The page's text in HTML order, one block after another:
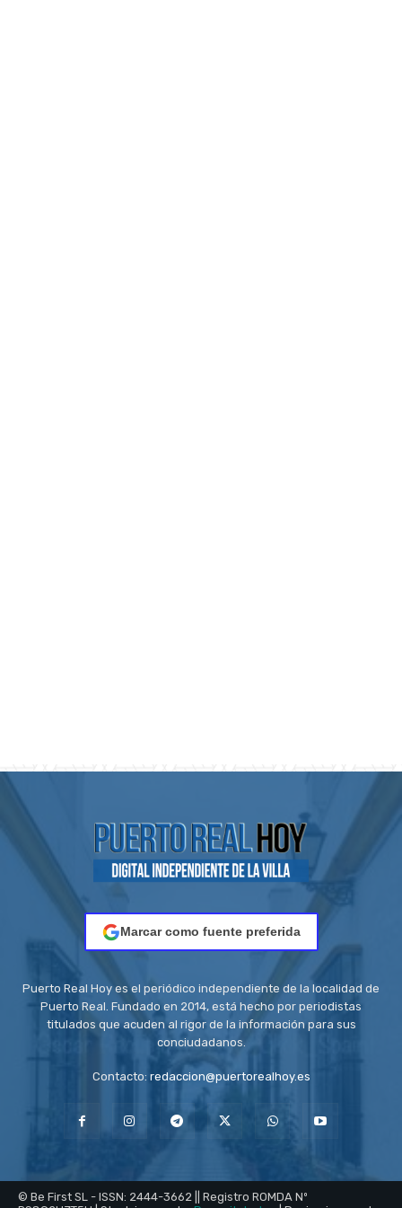
Marcar como fuente preferida
Puerto Real Hoy es el periódico independiente de la localidad de
Puerto Real. Fundado en 2014, está hecho por periodistas
titulados que acuden al rigor de la información para sus
conciudadanos.
Contacto: redaccion@puertorealhoy.es
© Be First SL - ISSN: 2444-3662 || Registro ROMDA Nº